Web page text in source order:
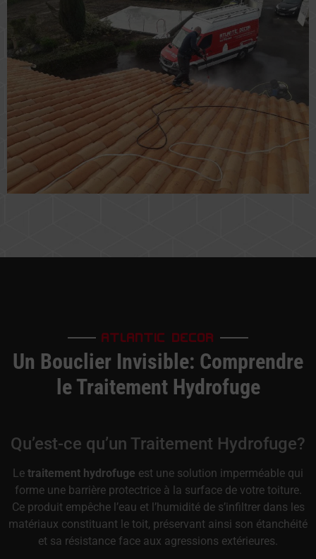
ATLANTIC DECOR
Un Bouclier Invisible: Comprendre
le Traitement Hydrofuge
Qu’est-ce qu’un Traitement Hydrofuge?
Le traitement hydrofuge est une solution imperméable qui
forme une barrière protectrice à la surface de votre toiture.
Ce produit empêche l’eau et l’humidité de s’infiltrer dans les
matériaux constituant le toit, préservant ainsi son étanchéité
et sa résistance face aux agressions extérieures.